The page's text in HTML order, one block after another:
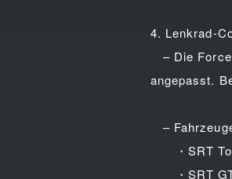
4. Lenkrad-
– Die
angepasst.
–
・SRT
・SRT